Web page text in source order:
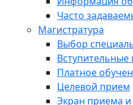
Часто
Магистратура
Выбор
Вступительные
Платное
Целевой прием
Экран приема и